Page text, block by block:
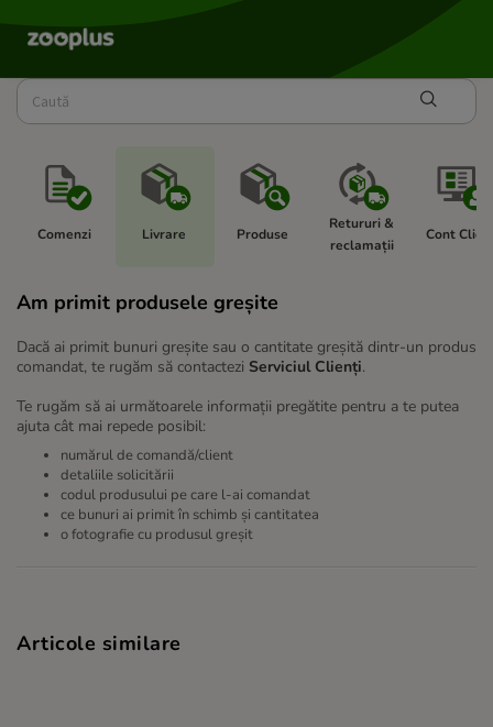
Comenzi Livrare Produse
Retururi &
reclamații
Cont
Am primit produsele greșite
Dacă ai primit bunuri greșite sau o cantitate greșită dintr-un produs
comandat, te rugăm să contactezi Serviciul Clienți.
Te rugăm să ai următoarele informații pregătite pentru a te putea
ajuta cât mai repede posibil:
numărul de comandă/client
detaliile solicitării
codul produsului pe care l-ai comandat
ce bunuri ai primit în schimb și cantitatea
o fotografie cu produsul greșit
Articole similare